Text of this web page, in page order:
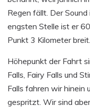
Regen fällt. Der
engsten Stelle ist er
Punkt 3 Kilometer breit.
Höhepunkt der Fahrt
Falls, Fairy Falls und
Falls fahren wir hinein
gespritzt. Wir sind